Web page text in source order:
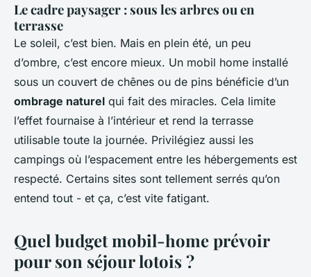
Le cadre paysager : sous les arbres ou en
terrasse
Le soleil, c’est bien. Mais en plein été, un peu
d’ombre, c’est encore mieux. Un mobil home installé
sous un couvert de chênes ou de pins bénéficie d’un
ombrage naturel qui fait des miracles. Cela limite
l’effet fournaise à l’intérieur et rend la terrasse
utilisable toute la journée. Privilégiez aussi les
campings où l’espacement entre les hébergements est
respecté. Certains sites sont tellement serrés qu’on
entend tout - et ça, c’est vite fatigant.
Quel budget mobil-home prévoir
pour son séjour lotois ?